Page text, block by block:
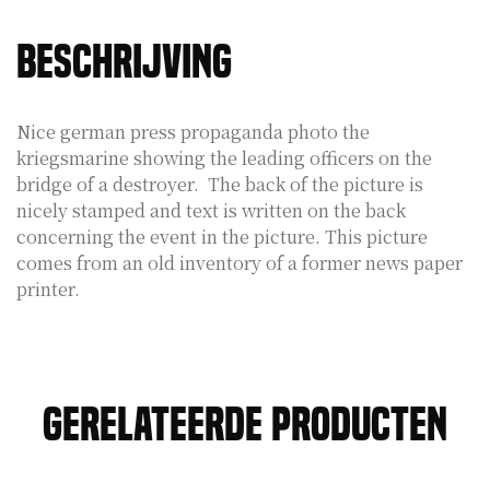
Beschrijving
Nice german press propaganda photo the
kriegsmarine showing the leading officers on the
bridge of a destroyer. The back of the picture is
nicely stamped and text is written on the back
concerning the event in the picture. This picture
comes from an old inventory of a former news paper
printer.
Gerelateerde producten